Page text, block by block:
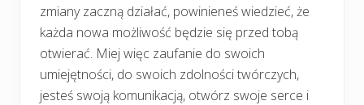
zmiany zaczną działać, powinieneś wiedzieć, że
każda nowa możliwość będzie się przed tobą
otwierać. Miej więc zaufanie do swoich
umiejętności, do swoich zdolności twórczych,
jesteś swoją komunikacją, otwórz swoje serce i